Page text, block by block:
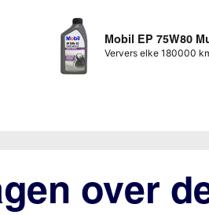
Mobil EP 75W80
Ververs elke 180000
over